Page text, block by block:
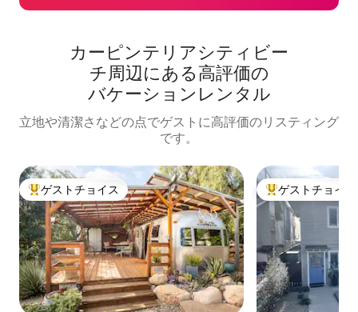
カーピンテリアシティビー
チ⁠周⁠辺⁠に⁠あ⁠る高⁠評⁠価⁠の
バ⁠ケ⁠ー⁠シ⁠ョ⁠ン⁠レ⁠ン⁠タ⁠ル
立地や清潔さなどの点でゲストに高評価のリスティング
です。
大好評のゲストチョイスです。
ゲストチョイス 大好評のゲスト
ゲストチョイス